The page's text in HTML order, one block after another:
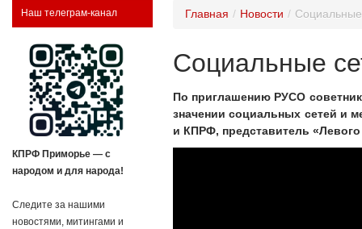
Наш телеграм-канал
КПРФ Приморье — с
народом и для народа!
Следите за нашими
новостями, митингами и
Главная / Новости /
Социальные
По приглашению РУСО
значении социальных сетей и
и КПРФ, представитель